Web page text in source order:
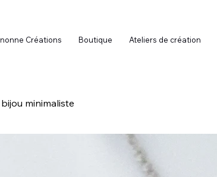
Créations Boutique Ateliers de création
minimaliste